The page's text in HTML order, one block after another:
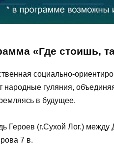
«Где стоишь,
социально-
народные гуляния,
в будущее.
Героев (г.Сухой Лог.) между
7 в.